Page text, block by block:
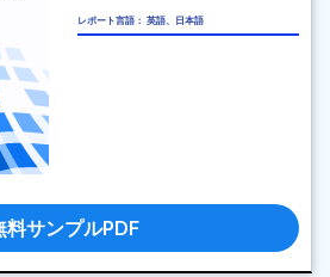
レポート言語： 英語、日本語
料サンプルPDF